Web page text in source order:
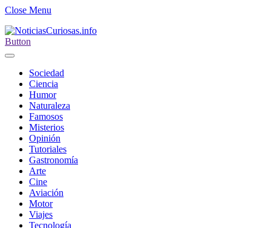
Close Menu
Button
Sociedad
Ciencia
Humor
Naturaleza
Famosos
Misterios
Opinión
Tutoriales
Gastronomía
Arte
Cine
Aviación
Motor
Viajes
Tecnología